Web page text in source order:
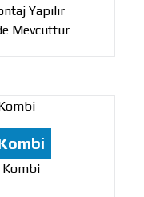
Yapılır
Mevcuttur
Kombi